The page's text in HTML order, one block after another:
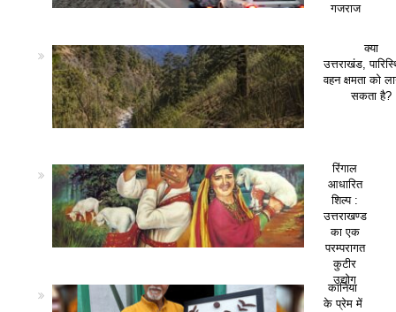
गजराज
क्या
उत्तराखंड,
वहन क्षमता को
सकता है?
रिंगाल
आधारित
शिल्प :
उत्तराखण्ड
का एक
परम्परागत
कुटीर
उद्योग
कानिया
के प्रेम में